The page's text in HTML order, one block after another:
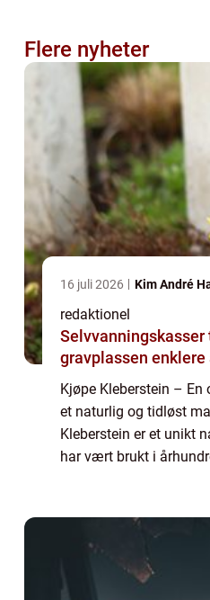
Flere nyheter
16 juli 2026 Kim André
redaktionel
gravplassen enklere
Kjøpe Kleberstein –
et naturlig og tidløst
Kleberstein er et unikt
har vært brukt i